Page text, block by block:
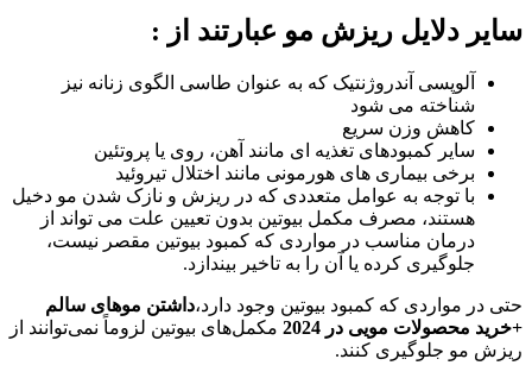
سایر دلایل ریزش مو عبارتند از :
آلوپسی آندروژنتیک که به عنوان طاسی الگوی زنانه نیز
شناخته می شود
کاهش وزن سریع
سایر کمبودهای تغذیه ای مانند آهن، روی یا پروتئین
برخی بیماری های هورمونی مانند اختلال تیروئید
با توجه به عوامل متعددی که در ریزش و نازک شدن مو دخیل
هستند، مصرف مکمل بیوتین بدون تعیین علت می تواند از
درمان مناسب در مواردی که کمبود بیوتین مقصر نیست،
جلوگیری کرده یا آن را به تاخیر بیندازد.
حتی در مواردی که کمبود بیوتین وجود دارد،داشتن موهای سالم
+خرید محصولات مویی در 2024
مکمل‌های بیوتین لزوماً نمی‌توانند از
ریزش مو جلوگیری کنند.